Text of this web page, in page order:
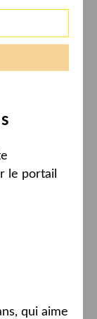
le portail
qui aime